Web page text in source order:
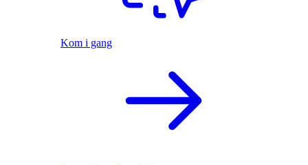
Kom i gang